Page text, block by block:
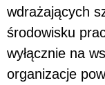
wdrażających
środowisku
wyłącznie na
organizacje